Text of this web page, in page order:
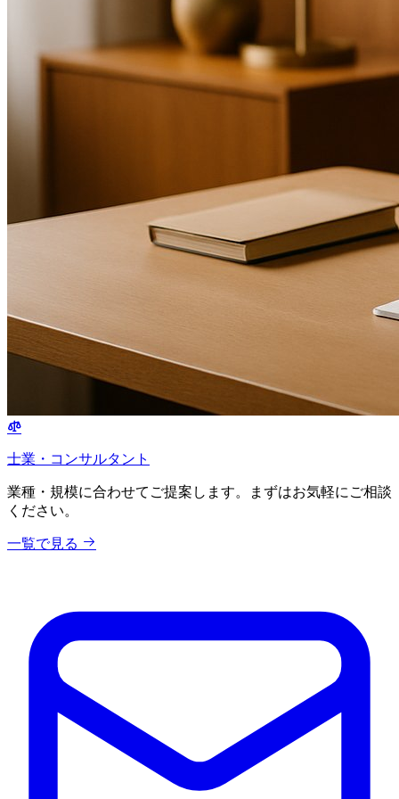
士業・コンサルタント
業種・規模に合わせてご提案します。まずはお気軽にご相談
ください。
一覧で見る